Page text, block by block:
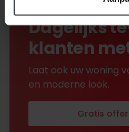
Dagelijks
klanten
Laat ook uw woning
en moderne look.
Gratis